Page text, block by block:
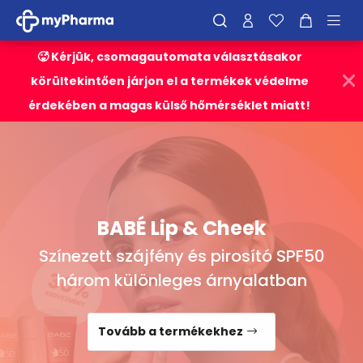
🥵 Kérjük, csomagautomata választásakor
körültekintően járjon el a termékek védelme
érdekében a magas külső hőmérséklet miatt!
BABÉ Lip & Cheek
Színezett szájfény és pirosító SPF50
három különleges árnyalatban
Tovább a termékekhez